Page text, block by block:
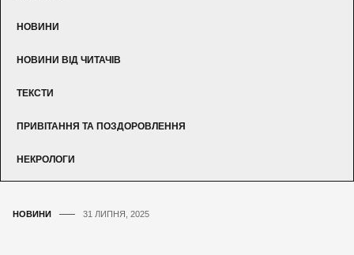
НОВИНИ
НОВИНИ ВІД ЧИТАЧІВ
ТЕКСТИ
ПРИВІТАННЯ ТА ПОЗДОРОВЛЕННЯ
НЕКРОЛОГИ
НОВИНИ 31 ЛИПНЯ, 2025